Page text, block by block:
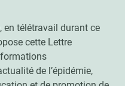
en télétravail durant ce
cette Lettre
de l’épidémie,